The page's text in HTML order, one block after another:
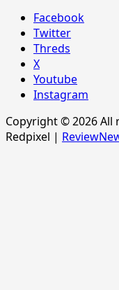
Facebook
Twitter
Threds
X
Youtube
Instagram
Copyright © 2026 All
Redpixel |